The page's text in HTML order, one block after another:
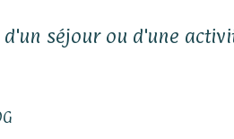
séjour ou d'une